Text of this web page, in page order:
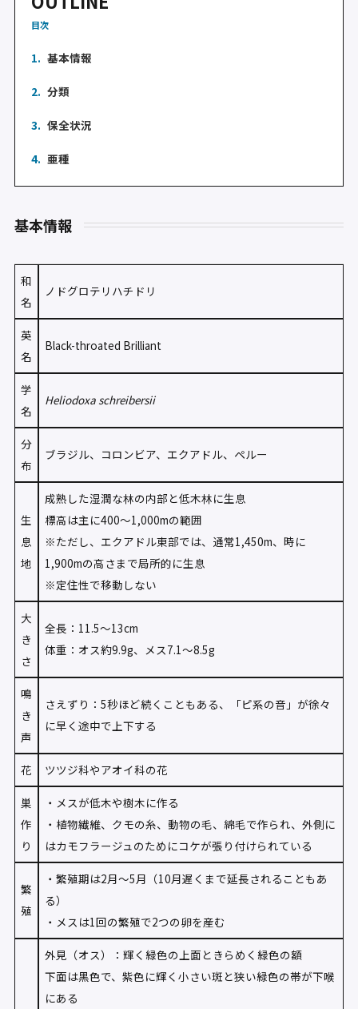
目次
1. 基本情報
2. 分類
3. 保全状況
4. 亜種
基本情報
和
名
ノドグロテリハチドリ
英
名
Black-throated Brilliant
学
名
Heliodoxa schreibersii
分
布
ブラジル、コロンビア、エクアドル、ペルー
生
息
地
成熟した湿潤な林の内部と低木林に生息
標高は主に400〜1,000mの範囲
※ただし、エクアドル東部では、通常1,450m、時に
1,900mの高さまで局所的に生息
※定住性で移動しない
大
き
さ
全長：11.5〜13cm
体重：オス約9.9g、メス7.1〜8.5g
鳴
き
声
さえずり：5秒ほど続くこともある、「ピ系の音」が徐々
に早く途中で上下する
花 ツツジ科やアオイ科の花
巣
作
り
・メスが低木や樹木に作る
・植物繊維、クモの糸、動物の毛、綿毛で作られ、外側に
はカモフラージュのためにコケが張り付けられている
繁
殖
・繁殖期は2月〜5月（10月遅くまで延長されることもあ
る）
・メスは1回の繁殖で2つの卵を産む
外見（オス）：輝く緑色の上面ときらめく緑色の額
下面は黒色で、紫色に輝く小さい斑と狭い緑色の帯が下喉
にある